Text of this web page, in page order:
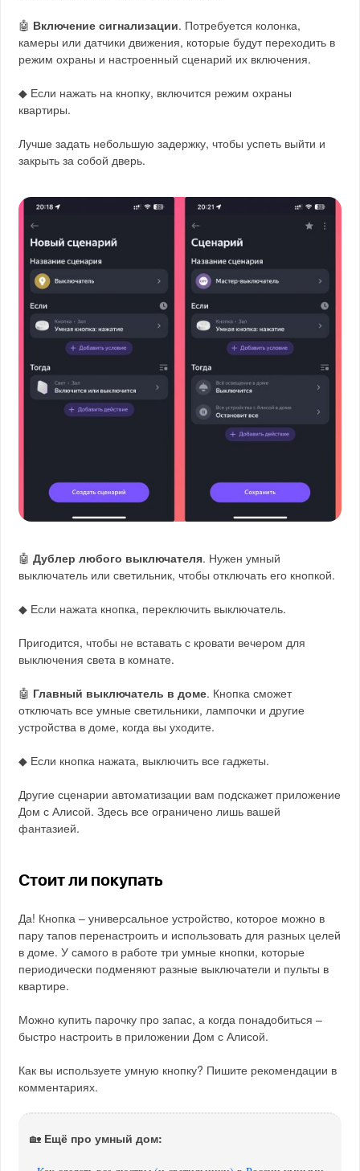
🤖 Включение сигнализации. Потребуется колонка,
камеры или датчики движения, которые будут переходить в
режим охраны и настроенный сценарий их включения.
◆ Если нажать на кнопку, включится режим охраны
квартиры.
Лучше задать небольшую задержку, чтобы успеть выйти и
закрыть за собой дверь.
🤖Дублер любого выключателя. Нужен умный
выключатель или светильник, чтобы отключать его кнопкой.
◆ Если нажата кнопка, переключить выключатель.
Пригодится, чтобы не вставать с кровати вечером для
выключения света в комнате.
🤖 Главный выключатель в доме. Кнопка сможет
отключать все умные светильники, лампочки и другие
устройства в доме, когда вы уходите.
◆ Если кнопка нажата, выключить все гаджеты.
Другие сценарии автоматизации вам подскажет приложение
Дом с Алисой. Здесь все ограничено лишь вашей
фантазией.
Стоит ли покупать
Да! Кнопка – универсальное устройство, которое можно в
пару тапов перенастроить и использовать для разных целей
в доме. У самого в работе три умные кнопки, которые
периодически подменяют разные выключатели и пульты в
квартире.
Можно купить парочку про запас, а когда понадобиться –
быстро настроить в приложении Дом с Алисой.
Как вы используете умную кнопку? Пишите рекомендации в
комментариях.
🏡 Ещё про умный дом: